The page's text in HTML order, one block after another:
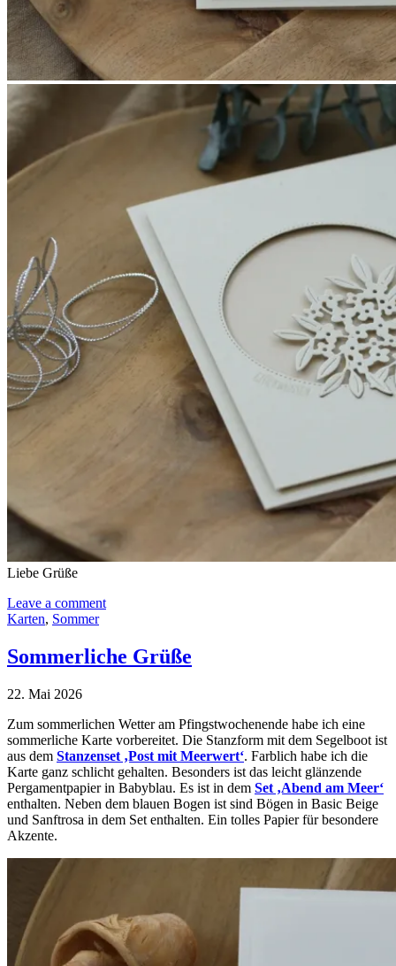
Liebe Grüße
Leave a comment
Karten, Sommer
Sommerliche Grüße
22. Mai 2026
Zum sommerlichen Wetter am Pfingstwochenende habe ich eine
sommerliche Karte vorbereitet. Die Stanzform mit dem Segelboot ist
aus dem Stanzenset ‚Post mit Meerwert‘. Farblich habe ich die
Karte ganz schlicht gehalten. Besonders ist das leicht glänzende
Pergamentpapier in Babyblau. Es ist in dem Set ‚Abend am Meer‘
enthalten. Neben dem blauen Bogen ist sind Bögen in Basic Beige
und Sanftrosa in dem Set enthalten. Ein tolles Papier für besondere
Akzente.